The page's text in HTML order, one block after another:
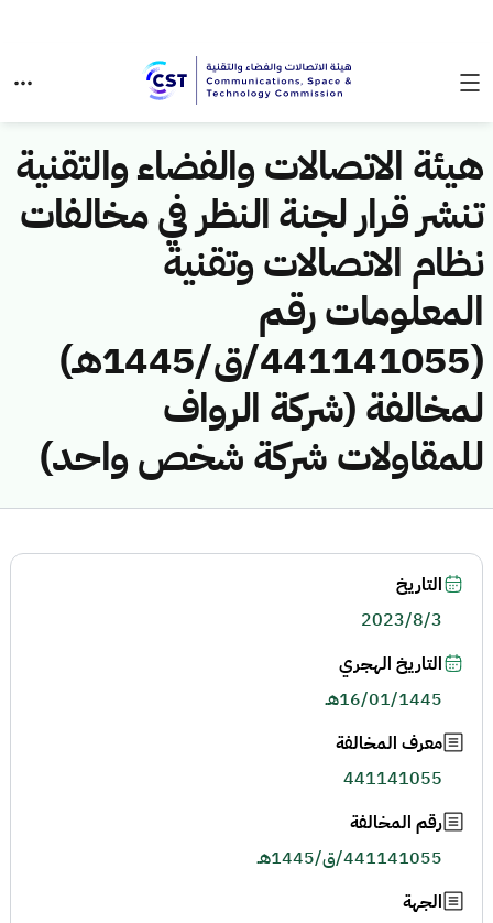
هيئة الاتصالات والفضاء والتقنية
تنشر قرار لجنة النظر في مخالفات
نظام الاتصالات وتقنية
المعلومات رقم
(441141055/ق/1445هـ)
لمخالفة (شركة الرواف
للمقاولات شركة شخص واحد)
التاريخ
2023/8/3
التاريخ الهجري
16/01/1445هـ
معرف المخالفة
441141055
رقم المخالفة
441141055/ق/1445هـ
الجهة